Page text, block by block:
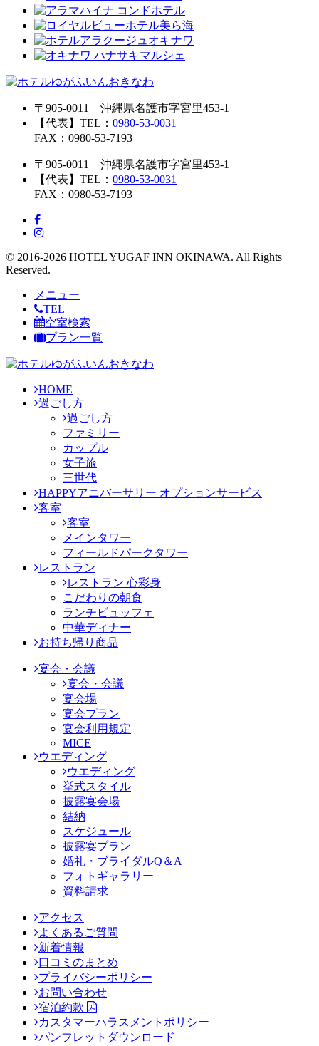
〒905-0011 沖縄県名護市字宮里453-1
【代表】TEL： 0980-53-0031
FAX：0980-53-7193
〒905-0011 沖縄県名護市字宮里453-1
【代表】TEL： 0980-53-0031
FAX：0980-53-7193
© 2016-2026 HOTEL YUGAF INN OKINAWA. All Rights
Reserved.
メニュー
TEL
空室検索
プラン一覧
HOME
過ごし方
過ごし方
ファミリー
カップル
女子旅
三世代
HAPPYアニバーサリー オプションサービス
客室
客室
メインタワー
フィールドパークタワー
レストラン
レストラン 心彩身
こだわりの朝食
ランチビュッフェ
中華ディナー
お持ち帰り商品
宴会・会議
宴会・会議
宴会場
宴会プラン
宴会利用規定
MICE
ウエディング
ウエディング
挙式スタイル
披露宴会場
結納
スケジュール
披露宴プラン
婚礼・ブライダルQ＆A
フォトギャラリー
資料請求
アクセス
よくあるご質問
新着情報
口コミのまとめ
プライバシーポリシー
お問い合わせ
宿泊約款
カスタマーハラスメントポリシー
パンフレットダウンロード